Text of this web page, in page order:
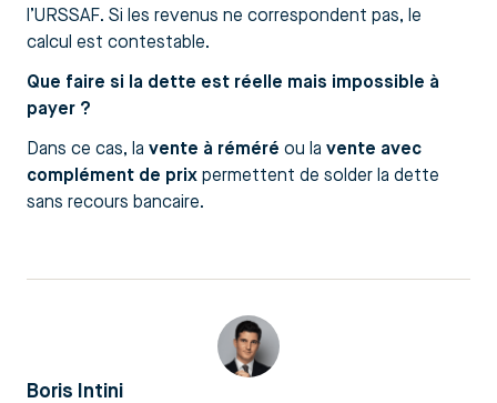
l’URSSAF. Si les revenus ne correspondent pas, le
calcul est contestable.
Que faire si la dette est réelle mais impossible à
payer ?
Dans ce cas, la vente à réméré ou la vente avec
complément de prix permettent de solder la dette
sans recours bancaire.
Boris Intini